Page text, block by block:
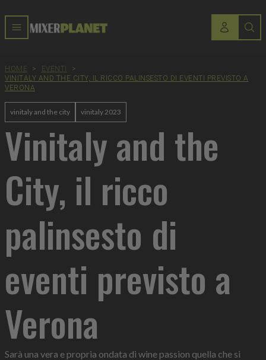
HOME > EVENTI
>
VINITALY AND THE CITY, IL RICCO PALINSESTO DI EVENTI PREVISTO A
VERONA
vinitaly and the city vinitaly 2023
Vinitaly and the
City, il ricco
palinsesto di
eventi previsto a
Verona
Sarà una vera e propria ondata di wine passion quella che si